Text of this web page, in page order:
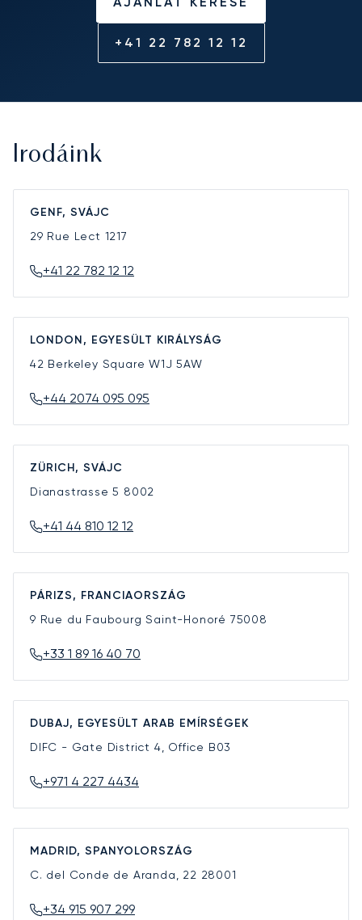
+41 22 782 12 12
Irodáink
GENF, SVÁJC
29 Rue Lect 1217
+41 22 782 12 12
LONDON, EGYESÜLT KIRÁLYSÁG
42 Berkeley SquareW1J 5AW
+44 2074 095 095
ZÜRICH, SVÁJC
Dianastrasse 5 8002
+41 44 810 12 12
PÁRIZS, FRANCIAORSZÁG
9 Rue du Faubourg Saint-Honoré 75008
+33 1 89 16 40 70
DUBAJ, EGYESÜLT ARAB EMÍRSÉGEK
DIFC - Gate District 4, Office B03
+971 4 227 4434
MADRID, SPANYOLORSZÁG
C. del Conde de Aranda, 22 28001
+34 915 907 299